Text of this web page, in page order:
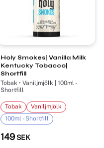
Holy Smokes| Vanilla Milk
Kentucky Tobacco|
Shortfill
Tobak • Vaniljmjölk | 100ml -
Shortfill
149 SEK
Tobak
Vaniljmjölk
100ml - Shortfill